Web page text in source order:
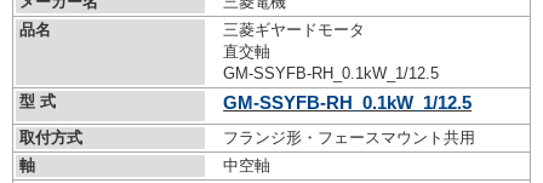
品名
三菱ギヤードモータ
直交軸
GM-SSYFB-RH_0.1kW_1/12.5
型 式
GM-SSYFB-RH_0.1kW_1/12.5
取付方式
フランジ形・フェースマウント共用
軸
中空軸